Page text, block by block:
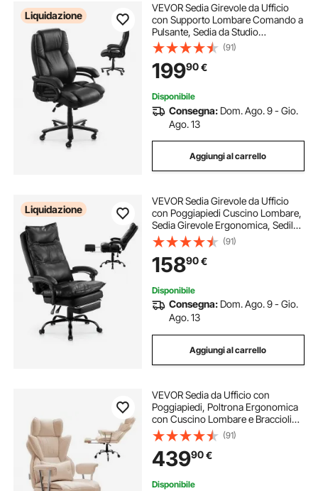
Liquidazione
VEVOR Sedia Girevole da Ufficio
con Supporto Lombare Comando a
Pulsante, Sedia da Studio
Ergonomica, Sedile da Ufficio in
Pelle PU Carico max. 226,8 kg
Altezza Regolabile, Inclinazione,
Nero
(91)
19990€
Disponibile
Consegna: Dom. Ago. 9 - Gio.
Ago. 13
Aggiungi al carrello
Liquidazione
VEVOR Sedia Girevole da Ufficio
con Poggiapiedi Cuscino Lombare,
Sedia Girevole Ergonomica, Sedile
da Ufficio in Pelle PU, Carico max.
181,44 kg, Altezza Regolabile,
Inclinabile, Casa, Studio, Nero
(91)
15890€
Disponibile
Consegna: Dom. Ago. 9 - Gio.
Ago. 13
Aggiungi al carrello
VEVOR Sedia da Ufficio con
Poggiapiedi, Poltrona Ergonomica
con Cuscino Lombare e Braccioli
Rimovibili, Sedile Girevole da Ufficio
in Pelle PU Sedia Portata max.
181,44 kg, Ufficio, Studio, Marrone
(91)
43990€
Disponibile